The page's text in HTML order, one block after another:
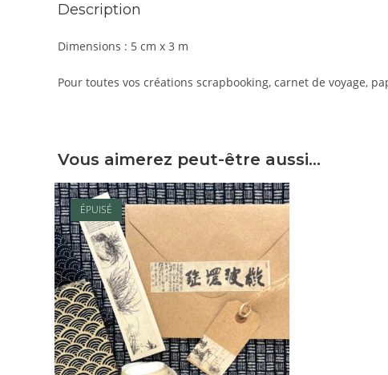
Description
Dimensions : 5 cm x 3 m
Pour toutes vos créations scrapbooking, carnet de voyage,
Vous aimerez peut-être aussi…
ÉPUISÉ